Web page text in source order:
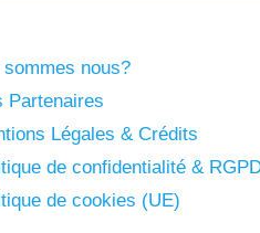
sommes nous?
Partenaires
Légales & Crédits
de confidentialité &
de cookies (UE)